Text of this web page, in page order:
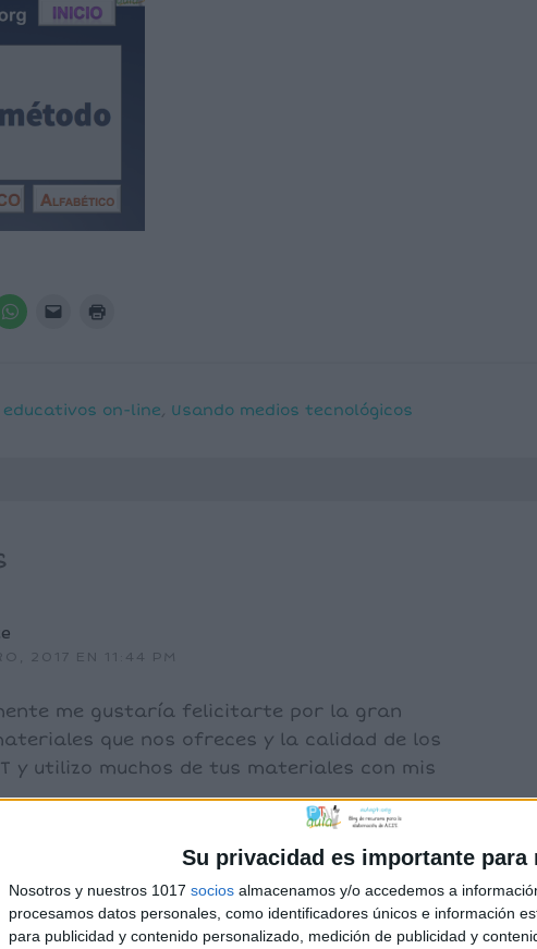
Su privacidad es importante para
Nosotros y nuestros 1017 socios almacenamos y/o accedemos a
procesamos datos personales, como identificadores únicos e información
para publicidad y contenido personalizado, medición de publicidad y
educativos on-line, Usando medios tecnológicos
2017 EN 11:44 PM
me gustaría felicitarte por la gran
que nos ofreces y la calidad de los
y utilizo muchos de tus materiales con mis